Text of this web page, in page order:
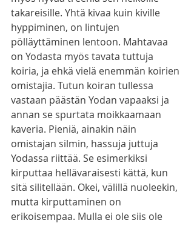
takareisille. Yhtä kivaa kuin kiville
hyppiminen, on lintujen
pölläyttäminen lentoon. Mahtavaa
on Yodasta myös tavata tuttuja
koiria, ja ehkä vielä enemmän koirien
omistajia. Tutun koiran tullessa
vastaan päästän Yodan vapaaksi ja
annan se spurtata moikkaamaan
kaveria. Pieniä, ainakin näin
omistajan silmin, hassuja juttuja
Yodassa riittää. Se esimerkiksi
kirputtaa hellävaraisesti kättä, kun
sitä silitellään. Okei, välillä nuoleekin,
mutta kirputtaminen on
erikoisempaa. Mulla ei ole siis ole